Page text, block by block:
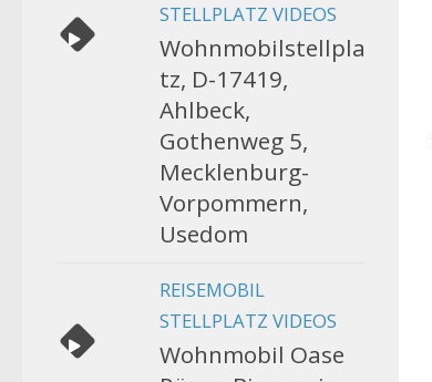
STELLPLATZ VIDEOS
Wohnmobilstellpla
tz, D-17419,
Ahlbeck,
Gothenweg 5,
Mecklenburg-
Vorpommern,
Usedom
REISEMOBIL
STELLPLATZ VIDEOS
Wohnmobil Oase